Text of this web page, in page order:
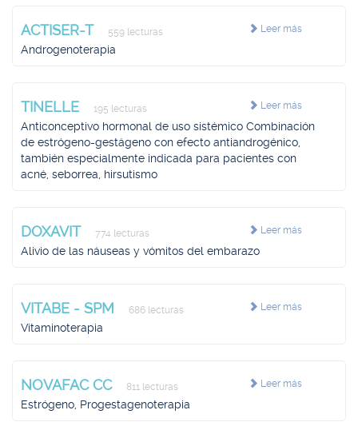
Leer más
ACTISER-T 559 lecturas
Androgenoterapia
Leer más
TINELLE 195 lecturas
Anticonceptivo hormonal de uso sistémico Combinación
de estrógeno-gestágeno con efecto antiandrogénico,
también especialmente indicada para pacientes con
acné, seborrea, hirsutismo
Leer más
DOXAVIT 774 lecturas
Alivio de las náuseas y vómitos del embarazo
Leer más
VITABE - SPM 686 lecturas
Vitaminoterapia
Leer más
NOVAFAC CC 811 lecturas
Estrógeno, Progestagenoterapia